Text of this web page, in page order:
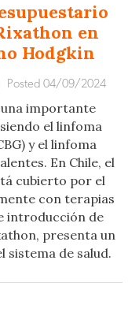
en
Hodgkin
Posted 04/09/2024
importante
el linfoma
y el linfoma
En Chile, el
cubierto por el
con terapias
introducción de
presenta un
sistema de salud.